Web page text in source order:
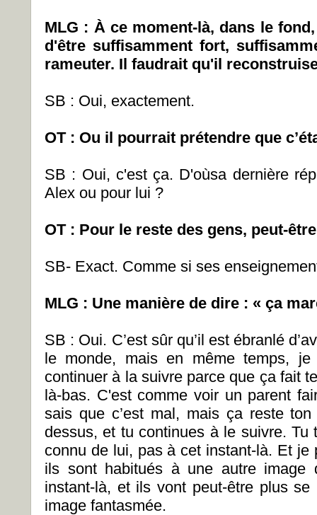
MLG : À ce moment-là, dans le
d'être suffisamment fort,
rameuter. Il faudrait qu'il
SB : Oui, exactement.
OT : Ou il pourrait prétendre que
SB : Oui, c'est ça. D'oùsa dernière
Alex ou pour lui ?
OT : Pour le reste des gens, peut-
SB- Exact. Comme si ses
MLG : Une manière de dire : « ça
SB : Oui. C’est sûr qu’il est ébranlé
le monde, mais en même temps,
continuer à la suivre parce que ça fait
là-bas. C'est comme voir un parent
sais que c’est mal, mais ça reste
dessus, et tu continues à le suivre. Tu
connu de lui, pas à cet instant-là. Et
ils sont habitués à une autre image
instant-là, et ils vont peut-être plus
image fantasmée.